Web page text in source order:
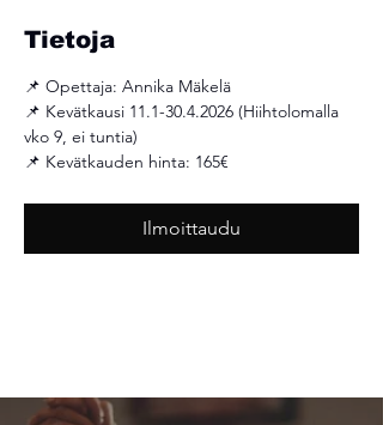
Tietoja
📌 Opettaja: Annika Mäkelä
📌 Kevätkausi 11.1-30.4.2026 (Hiihtolomalla
vko 9, ei tuntia)
📌 Kevätkauden hinta: 165€
Ilmoittaudu